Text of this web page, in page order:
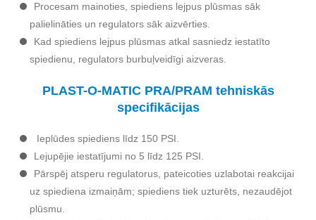
Procesam mainoties, spiediens lejpus plūsmas sāk
palielināties un regulators sāk aizvērties.
Kad spiediens lejpus plūsmas atkal sasniedz iestatīto
spiedienu, regulators burbuļveidīgi aizveras.
PLAST-O-MATIC PRA/PRAM tehniskās
specifikācijas
Ieplūdes spiediens līdz 150 PSI.
Lejupējie iestatījumi no 5 līdz 125 PSI.
Pārspēj atsperu regulatorus, pateicoties uzlabotai reakcijai
uz spiediena izmaiņām; spiediens tiek uzturēts, nezaudējot
plūsmu.